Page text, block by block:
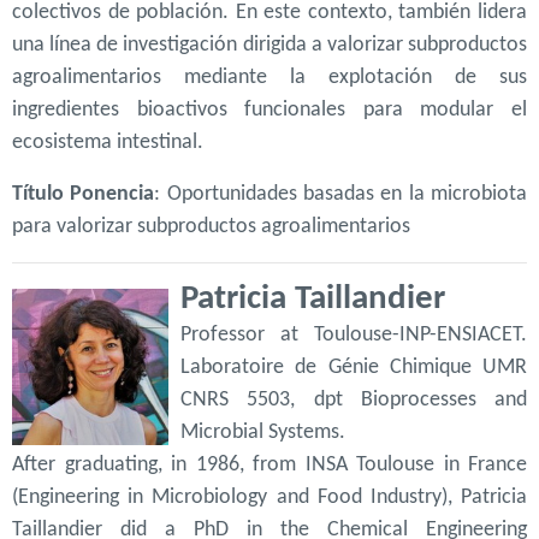
colectivos de población. En este contexto, también lidera
una línea de investigación dirigida a valorizar subproductos
agroalimentarios mediante la explotación de sus
ingredientes bioactivos funcionales para modular el
ecosistema intestinal.
Título Ponencia: Oportunidades basadas en la microbiota
para valorizar subproductos agroalimentarios
Patricia Taillandier
Professor at Toulouse-INP-ENSIACET.
Laboratoire de Génie Chimique UMR
CNRS 5503, dpt Bioprocesses and
Microbial Systems.
After graduating, in 1986, from INSA Toulouse in France
(Engineering in Microbiology and Food Industry), Patricia
Taillandier did a PhD in the Chemical Engineering